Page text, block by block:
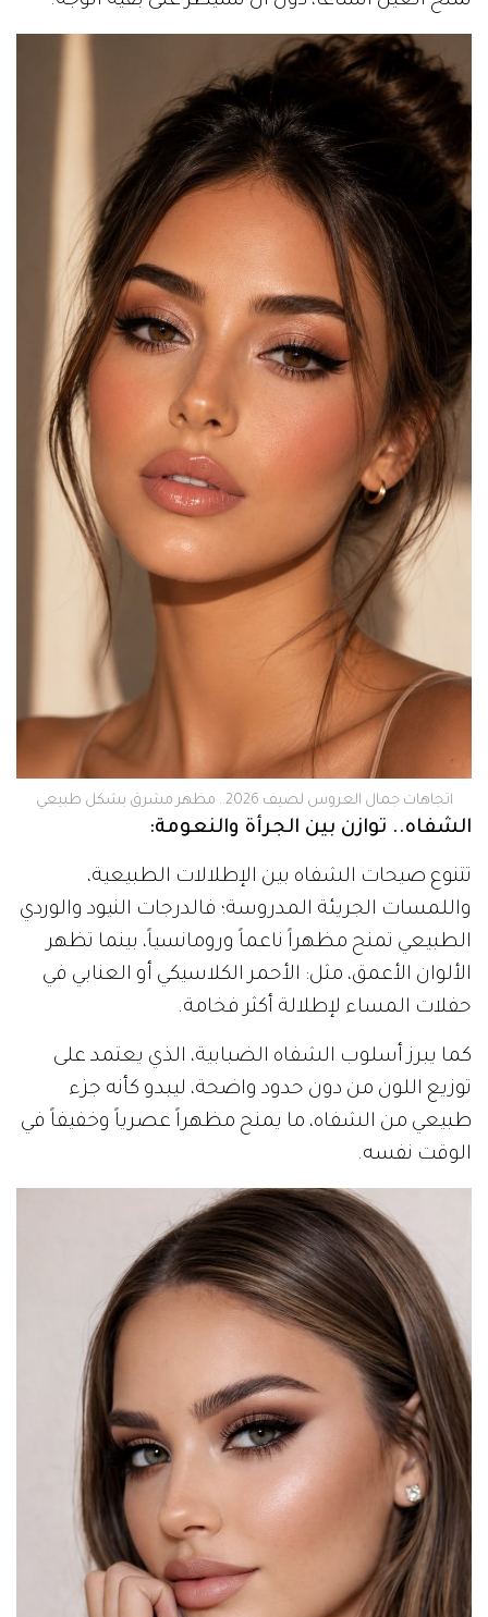
اتجاهات جمال العروس لصيف 2026.. مظهر مشرق بشكل طبيعي
الشفاه.. توازن بين الجرأة والنعومة:
تتنوع صيحات الشفاه بين الإطلالات الطبيعية،
واللمسات الجريئة المدروسة؛ فالدرجات النيود والوردي
الطبيعي تمنح مظهراً ناعماً ورومانسياً، بينما تظهر
الألوان الأعمق، مثل: الأحمر الكلاسيكي أو العنابي في
حفلات المساء لإطلالة أكثر فخامة.
كما يبرز أسلوب الشفاه الضبابية، الذي يعتمد على
توزيع اللون من دون حدود واضحة، ليبدو كأنه جزء
طبيعي من الشفاه، ما يمنح مظهراً عصرياً وخفيفاً في
الوقت نفسه.